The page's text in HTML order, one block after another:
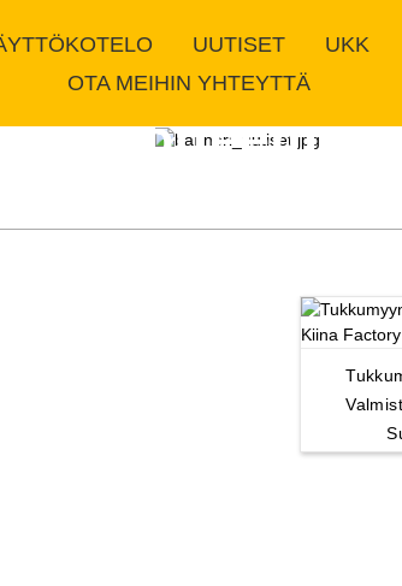
UUTISET UKK
OTA MEIHIN YHTEYTTÄ
Tuotteemme